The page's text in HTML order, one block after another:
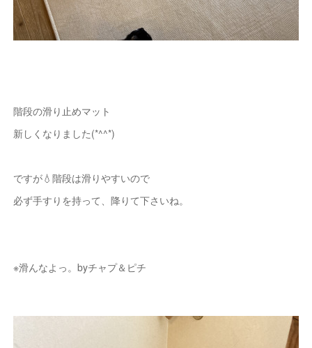
階段の滑り止めマット
新しくなりました(*^^*)
ですが💧階段は滑りやすいので
必ず手すりを持って、降りて下さいね。
※滑んなよっ。byチャプ＆ピチ